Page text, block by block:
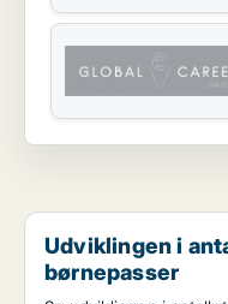
Udviklingen i
børnepasser